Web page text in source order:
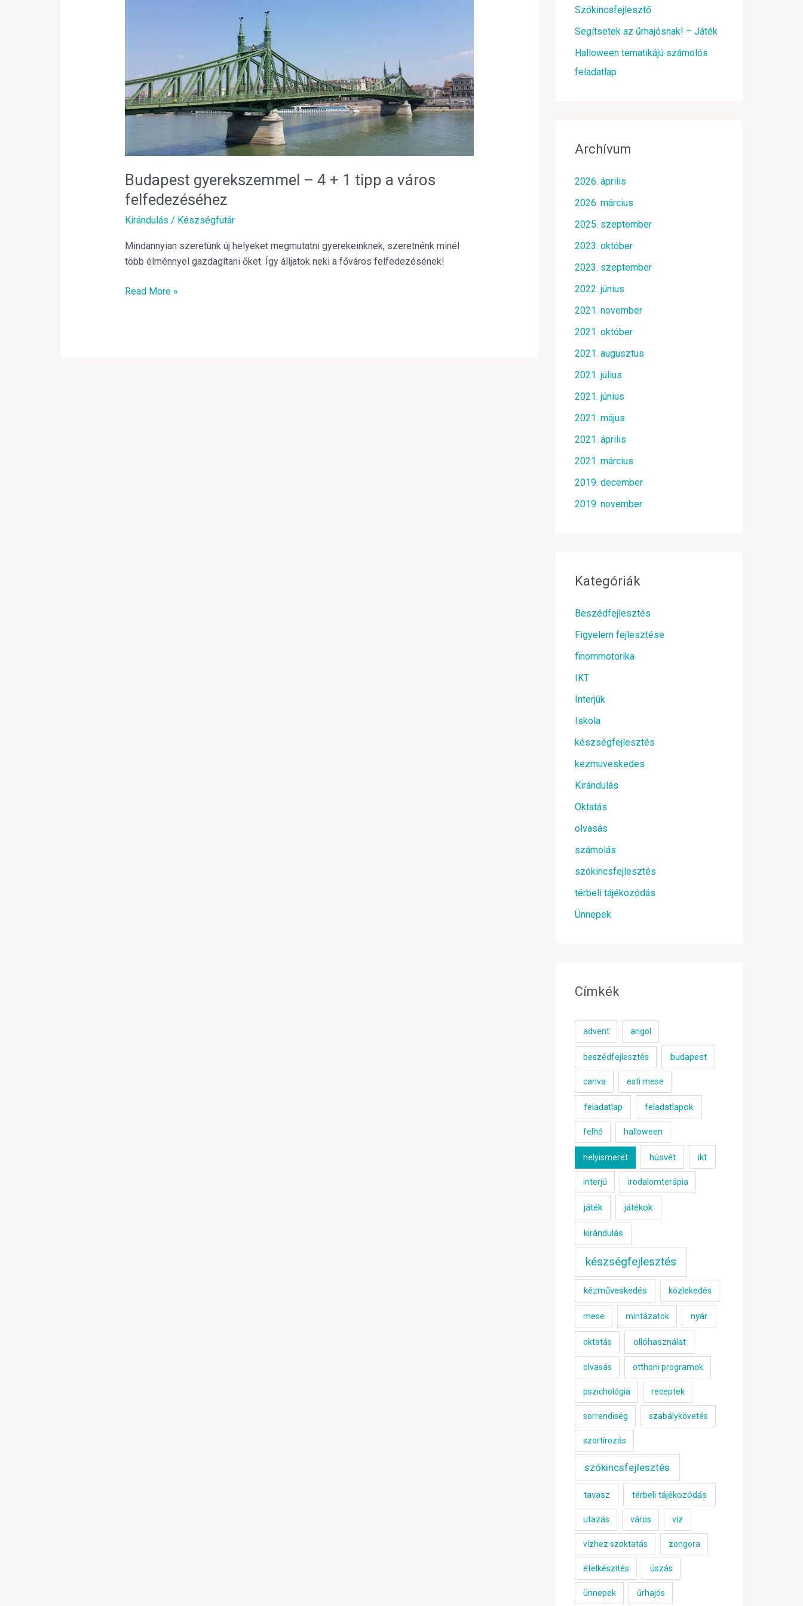
Budapest gyerekszemmel – 4 + 1 tipp a város
felfedezéséhez
Kirándulás / Készségfutár
Mindannyian szeretünk új helyeket megmutatni gyerekeinknek, szeretnénk minél
több élménnyel gazdagítani őket. Így álljatok neki a főváros felfedezésének!
tipp
a
város
felfedezéséhez
Read More »
Szókincsfejlesztő
Segítsetek az űrhajósnak! – Játék
Halloween tematikájú számolós
feladatlap
Archívum
2026. április
2026. március
2025. szeptember
2023. október
2023. szeptember
2022. június
2021. november
2021. október
2021. augusztus
2021. július
2021. június
2021. május
2021. április
2021. március
2019. december
2019. november
Kategóriák
Beszédfejlesztés
Figyelem fejlesztése
finommotorika
IKT
Interjúk
Iskola
készségfejlesztés
kezmuveskedes
Kirándulás
Oktatás
olvasás
számolás
szókincsfejlesztés
térbeli tájékozódás
Ünnepek
Címkék
advent angol
beszédfejlesztés budapest
canva esti mese
feladatlap feladatlapok
felhő halloween
helyismeret húsvét ikt
interjú irodalomterápia
játék játékok
kirándulás
készségfejlesztés
kézműveskedés közlekedés
mese mintázatok nyár
oktatás ollóhasználat
olvasás otthoni programok
pszichológia receptek
sorrendiség szabálykövetés
szortírozás
szókincsfejlesztés
tavasz térbeli tájékozódás
utazás város víz
vízhez szoktatás zongora
ételkészítés úszás
ünnepek űrhajós